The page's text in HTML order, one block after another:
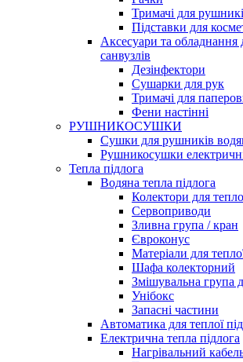
Тримачі для
Підставки для
Аксесуари та обладнання
санвузлів
Дезінфектори
Сушарки для рук
Тримачі для
Фени настінні
РУШНИКОСУШКИ
Сушки для рушників
Рушникосушки
Тепла підлога
Водяна тепла підлога
Колектори для
Сервоприводи
Зливна група / кран
Євроконус
Матеріали для
Шафа колекторний
Змішувальна група
Унібокс
Запасні частини
Автоматика для теплої
Електрична тепла підлога
Нагрівальний